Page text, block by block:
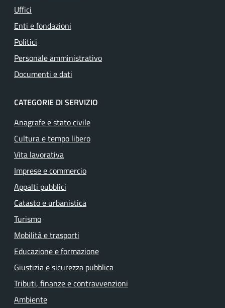
Uffici
Enti e fondazioni
Politici
Personale amministrativo
Documenti e dati
CATEGORIE DI SERVIZIO
Anagrafe e stato civile
Cultura e tempo libero
Vita lavorativa
Imprese e commercio
Appalti pubblici
Catasto e urbanistica
Turismo
Mobilità e trasporti
Educazione e formazione
Giustizia e sicurezza pubblica
Tributi, finanze e contravvenzioni
Ambiente